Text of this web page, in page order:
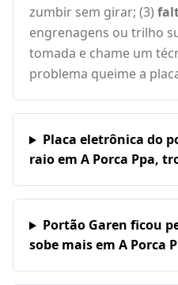
zumbir sem girar; (3)
engrenagens ou trilho
tomada e chame um
problema queime a
Placa eletrônica do
raio em A Porca Ppa,
Portão Garen ficou
sobe mais em A Porca